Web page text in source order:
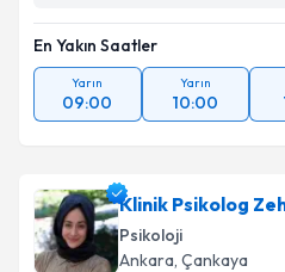
En Yakın Saatler
Yarın
09:00
Yarın
10:00
Klinik Psikolog
Psikoloji
Ankara, Çankaya